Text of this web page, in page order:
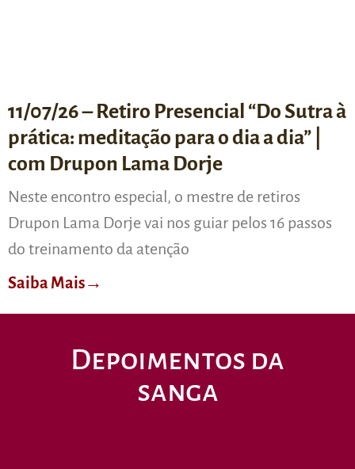
11/07/26 – Retiro Presencial “Do Sutra à
prática: meditação para o dia a dia” |
com Drupon Lama Dorje
Neste encontro especial, o mestre de retiros
Drupon Lama Dorje vai nos guiar pelos 16 passos
do treinamento da atenção
Saiba Mais→
Depoimentos da
sanga